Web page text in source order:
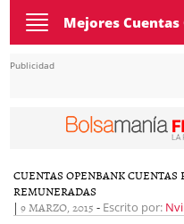
Toggle
navigation
Mejores
Publicidad
CUENTAS OPENBANKCUENTAS
REMUNERADAS
| 9 MARZO, 2015 - Escrito por: